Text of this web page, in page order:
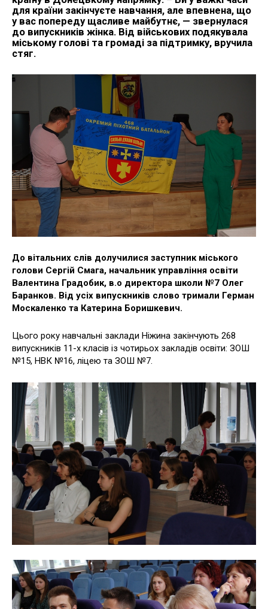
для країни закінчуєте навчання, але впевнена, що
у вас попереду щасливе майбутнє, — звернулася
до випускників жінка. Від військових подякувала
міському голові та громаді за підтримку, вручила
стяг.
До вітальних слів долучилися заступник міського
голови Сергій Смага, начальник управління освіти
Валентина Градобик, в.о директора школи №7 Олег
Баранков. Від усіх випускників слово тримали Герман
Москаленко та Катерина Боришкевич.
Цього року навчальні заклади Ніжина закінчують 268
випускників 11-х класів із чотирьох закладів освіти: ЗОШ
№15, НВК №16, ліцею та ЗОШ №7.